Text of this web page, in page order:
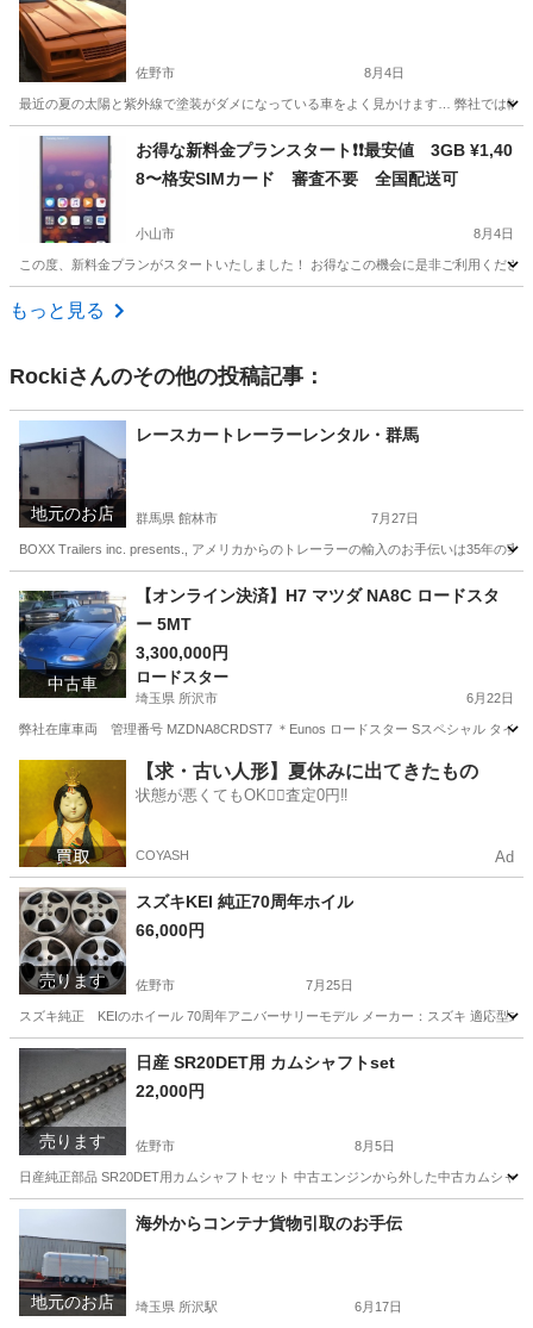
佐野市 8月4日
最近の夏の太陽と紫外線で塗装がダメになっている車をよく見かけます… 弊社では輸
栃木 佐野市 その他 見積
お得な新料金プランスタート❗️❗️最安値 3GB ¥1,40
8〜格安SIMカード 審査不要 全国配送可
小山市 8月4日
この度、新料金プランがスタートいたしました！ お得なこの機会に是非ご利用くだ
栃木 小山市
もっと見る
Rockiさんのその他の投稿記事：
地元のお店
レースカートレーラーレンタル・群馬
群馬県 館林市 7月27日
BOXX Trailers inc. presents., アメリカからのトレーラーの輸入のお手伝いは35年の
その他 mail
中古車
【オンライン決済】H7 マツダ NA8C ロードスタ
ー 5MT
3,300,000円
ロードスター
埼玉県 所沢市 6月22日
弊社在庫車両 管理番号 MZDNA8CRDST7 ＊Eunos ロードスター Sスペシャル タイ
ロードスター 車両
【求・古い人形】夏休みに出てきたもの
状態が悪くてもOK🙆‍♀️査定0円‼️
COYASH Ad
売ります
スズキKEI 純正70周年ホイル
66,000円
佐野市 7月25日
スズキ純正 KEIのホイール 70周年アニバーサリーモデル メーカー：スズキ 適応型式
栃木 佐野市 車のパーツ センター
売ります
日産 SR20DET用 カムシャフトset
22,000円
佐野市 8月5日
日産純正部品 SR20DET用カムシャフトセット 中古エンジンから外した中古カムシャ
栃木 佐野市 パーツ カムシャフト
地元のお店
海外からコンテナ貨物引取のお手伝
埼玉県 所沢駅 6月17日